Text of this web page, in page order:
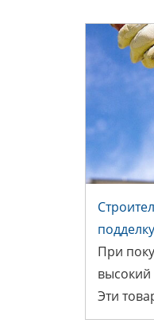
подделку
При
высокий
Эти